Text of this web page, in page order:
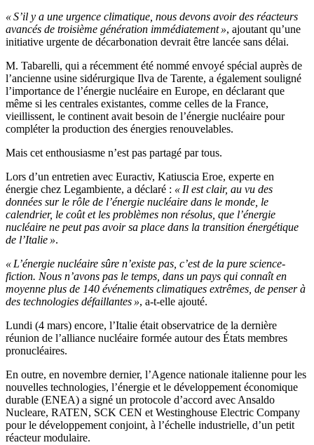
« S’il y a une urgence climatique, nous devons avoir des réacteurs
avancés de troisième génération immédiatement », ajoutant qu’une
initiative urgente de décarbonation devrait être lancée sans délai.
M. Tabarelli, qui a récemment été nommé envoyé spécial auprès de
l’ancienne usine sidérurgique Ilva de Tarente, a également souligné
l’importance de l’énergie nucléaire en Europe, en déclarant que
même si les centrales existantes, comme celles de la France,
vieillissent, le continent avait besoin de l’énergie nucléaire pour
compléter la production des énergies renouvelables.
Mais cet enthousiasme n’est pas partagé par tous.
Lors d’un entretien avec Euractiv, Katiuscia Eroe, experte en
énergie chez Legambiente, a déclaré : « Il est clair, au vu des
données sur le rôle de l’énergie nucléaire dans le monde, le
calendrier, le coût et les problèmes non résolus, que l’énergie
nucléaire ne peut pas avoir sa place dans la transition énergétique
de l’Italie ».
« L’énergie nucléaire sûre n’existe pas, c’est de la pure science-
fiction. Nous n’avons pas le temps, dans un pays qui connaît en
moyenne plus de 140 événements climatiques extrêmes, de penser à
des technologies défaillantes », a-t-elle ajouté.
Lundi (4 mars) encore, l’Italie était observatrice de la dernière
réunion de l’alliance nucléaire formée autour des États membres
pronucléaires.
En outre, en novembre dernier, l’Agence nationale italienne pour les
nouvelles technologies, l’énergie et le développement économique
durable (ENEA) a signé un protocole d’accord avec Ansaldo
Nucleare, RATEN, SCK CEN et Westinghouse Electric Company
pour le développement conjoint, à l’échelle industrielle, d’un petit
réacteur modulaire.